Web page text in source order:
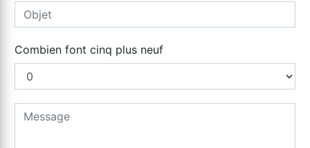
Combien font cinq plus neuf